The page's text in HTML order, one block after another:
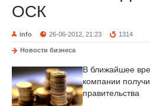
ОСК
info 26-06-2012, 21:23 1314
Новости бизнеса
В ближайшее
компании
правительства